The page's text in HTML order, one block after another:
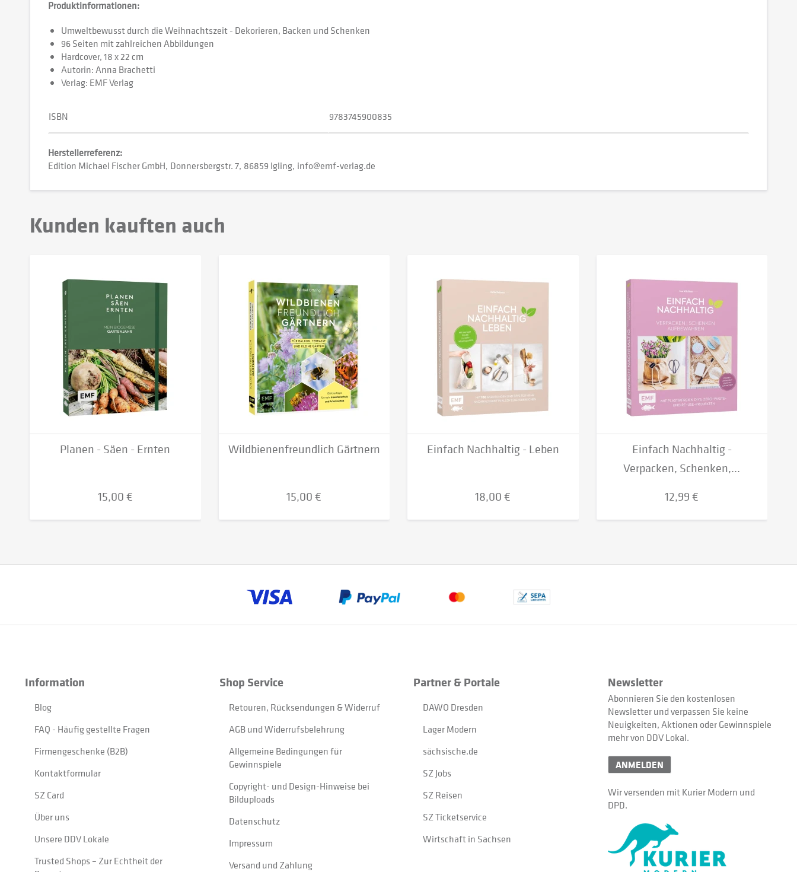
Produktinformationen:
Umweltbewusst durch die Weihnachtszeit - Dekorieren, Backen und Schenken
96 Seiten mit zahlreichen Abbildungen
Hardcover, 18 x 22 cm
Autorin: Anna Brachetti
Verlag: EMF Verlag
ISBN 9783745900835
Herstellerreferenz:
Edition Michael Fischer GmbH Donnersbergstr. 7 86859 Igling info@emf-verlag.de
Kunden kauften auch
Planen - Säen - Ernten
15,00 €
Wildbienenfreundlich Gärtnern
15,00 €
Einfach Nachhaltig - Leben
18,00 €
Einfach Nachhaltig -
Verpacken, Schenken,...
12,99 €
Information
Blog
FAQ - Häufig gestellte Fragen
Firmengeschenke (B2B)
Kontaktformular
SZ Card
Über uns
Unsere DDV Lokale
Trusted Shops – Zur Echtheit der
Shop Service
Retouren, Rücksendungen & Widerruf
AGB und Widerrufsbelehrung
Allgemeine Bedingungen für
Gewinnspiele
Copyright- und Design-Hinweise bei
Bilduploads
Datenschutz
Impressum
Versand und Zahlung
Partner & Portale
DAWO Dresden
Lager Modern
sächsische.de
SZ Jobs
SZ Reisen
SZ Ticketservice
Wirtschaft in Sachsen
Newsletter
Abonnieren Sie den kostenlosen
Newsletter und verpassen Sie keine
Neuigkeiten, Aktionen oder Gewinnspiele
mehr von DDV Lokal.
ANMELDEN
Wir versenden mit Kurier Modern und
DPD.